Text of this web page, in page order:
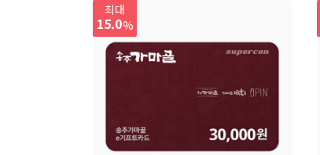
최대
15.0%